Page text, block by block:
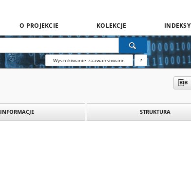
O PROJEKCIE KOLEKCJE INDEKSY
Wyszukiwanie zaawansowane ?
INFORMACJE STRUKTURA